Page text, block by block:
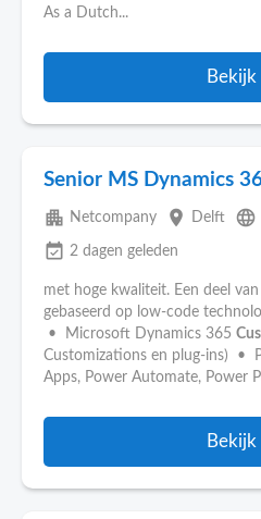
As a Dutch...
Bekijk
Senior MS Dynamics
apartment Netcompany place Delft language
event_available 2 dagen geleden
met hoge kwaliteit. Een deel
gebaseerd op low-code
• Microsoft Dynamics 365
Customizations en plug-ins) •
Apps, Power Automate, Power
Bekijk